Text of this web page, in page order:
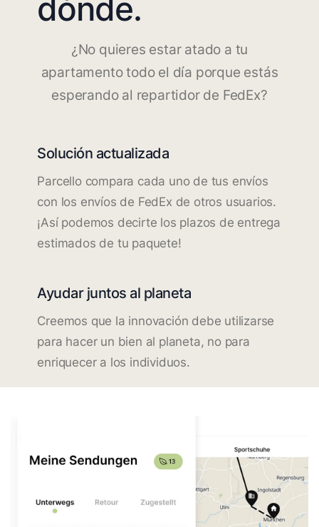
dónde.
¿No quieres estar atado a tu
apartamento todo el día porque estás
esperando al repartidor de FedEx?
Solución actualizada
Parcello compara cada uno de tus envíos
con los envíos de FedEx de otros usuarios.
¡Así podemos decirte los plazos de entrega
estimados de tu paquete!
Ayudar juntos al planeta
Creemos que la innovación debe utilizarse
para hacer un bien al planeta, no para
enriquecer a los individuos.